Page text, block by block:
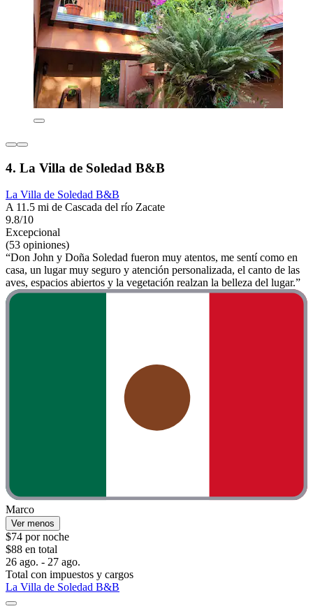
4. La Villa de Soledad B&B
La Villa de Soledad B&B
A 11.5 mi de Cascada del río Zacate
9.8/10
Excepcional
(53 opiniones)
“Don John y Doña Soledad fueron muy atentos, me sentí como en
casa, un lugar muy seguro y atención personalizada, el canto de las
aves, espacios abiertos y la vegetación realzan la belleza del lugar.”
Marco
Ver menos
$74 por noche
$88 en total
26 ago. - 27 ago.
Total con impuestos y cargos
La Villa de Soledad B&B